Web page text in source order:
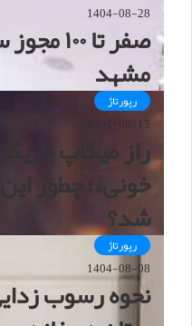
1404-08-28
صفر تا
مشهد
رپورتاژ
1404-08-15
راز میکاپ
خونی»؛ چطور
شد؟
رپورتاژ
1404-08-08
نحوه رسوب